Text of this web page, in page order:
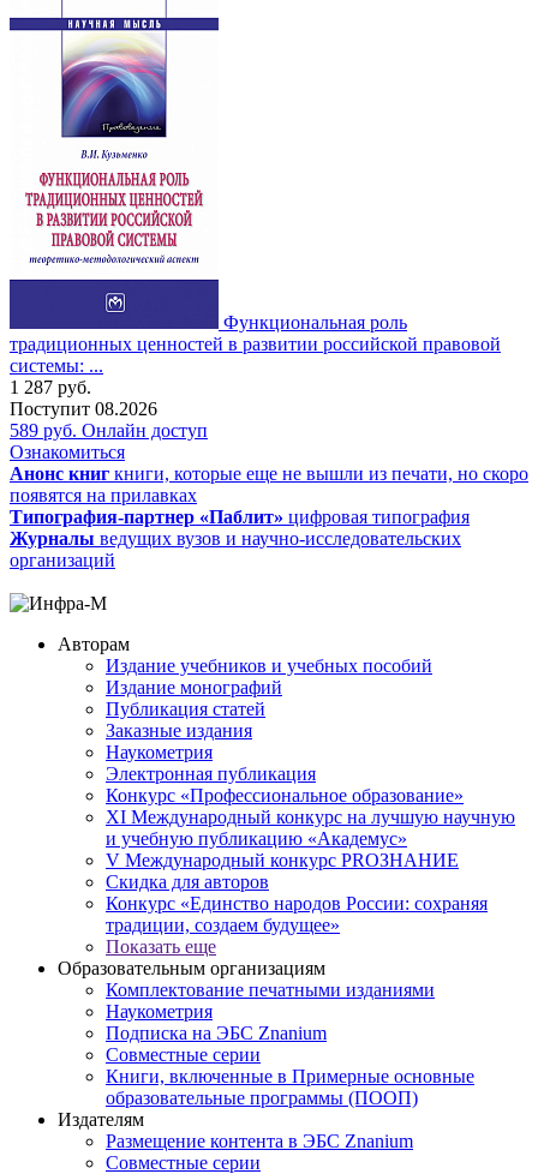
Функциональная роль
традиционных ценностей в развитии российской правовой
системы: ...
1 287 руб.
Поступит 08.2026
589 руб. Онлайн доступ
Ознакомиться
Анонс книг книги, которые еще не вышли из печати, но скоро
появятся на прилавках
Типография-партнер «Паблит» цифровая типография
Журналы ведущих вузов и научно-исследовательских
организаций
Авторам
Издание учебников и учебных пособий
Издание монографий
Публикация статей
Заказные издания
Наукометрия
Электронная публикация
Конкурс «Профессиональное образование»
XI Международный конкурс на лучшую научную
и учебную публикацию «Академус»
V Международный конкурс PROЗНАНИЕ
Скидка для авторов
Конкурс «Единство народов России: сохраняя
традиции, создаем будущее»
Показать еще
Образовательным организациям
Комплектование печатными изданиями
Наукометрия
Подписка на ЭБС Znanium
Совместные серии
Книги, включенные в Примерные основные
образовательные программы (ПООП)
Издателям
Размещение контента в ЭБС Znanium
Совместные серии